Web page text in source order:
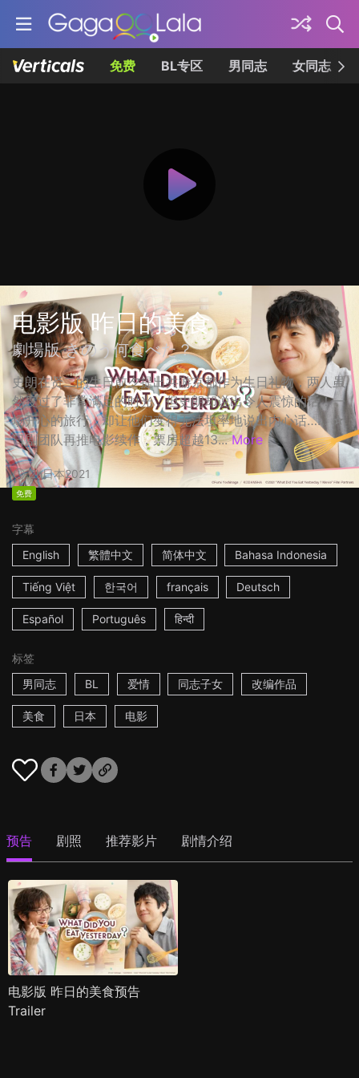
免费 BL专区 男同志 女同志
电影版 昨日的美食
劇場版 きのう何食べた？
史朗在贤二的生日前夕提出共游京都作为生日礼物，两人虽
然度过了非常满足的时光，但史朗却说出令人震惊的话！一
场开心的旅行，却让他们变得无法坦率地说出内心话…… ☆
日剧团队再推电影续作，票房超越13... More
2h日本2021
免费
字幕
English
繁體中文 简体中文 Bahasa Indonesia
Tiếng Việt 한국어 français Deutsch
Español Português हिन्दी
标签
男同志
BL 爱情 同志子女 改编作品
美食 日本 电影
预告 剧照 推荐影片 剧情介绍
电影版 昨日的美食预告
Trailer